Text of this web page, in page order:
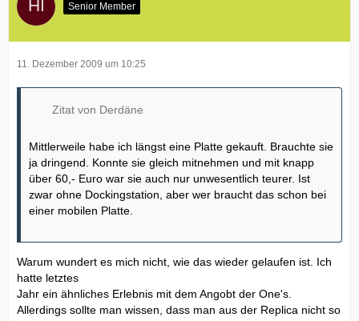
Senior Member
11. Dezember 2009 um 10:25
Zitat von Derdäne
Mittlerweile habe ich längst eine Platte gekauft. Brauchte sie
ja dringend. Konnte sie gleich mitnehmen und mit knapp
über 60,- Euro war sie auch nur unwesentlich teurer. Ist
zwar ohne Dockingstation, aber wer braucht das schon bei
einer mobilen Platte.
Warum wundert es mich nicht, wie das wieder gelaufen ist. Ich
hatte letztes
Jahr ein ähnliches Erlebnis mit dem Angobt der One's.
Allerdings sollte man wissen, dass man aus der Replica nicht so